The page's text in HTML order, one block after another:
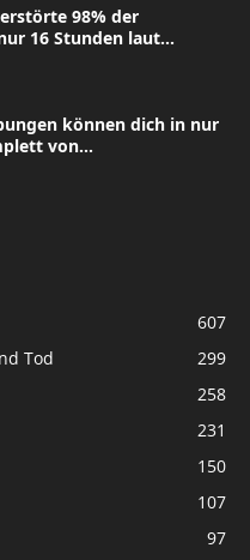
98% der
16 Stunden laut...
können dich in nur
von...
607
Tod
299
258
231
150
107
97